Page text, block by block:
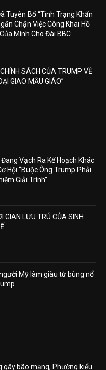
Tuyên Bố “Tình Trạng Khẩn
Chặn Việc Công Khai Hồ
Mình Cho Đài BBC
SÁCH CỦA TRUMP VỀ
GIAO MẪU GIÁO”
Vạch Ra Kế Hoạch Khác
Hội “Buộc Ông Trump Phải
Giải Trình”.
GIAN LƯU TRÚ CỦA SINH
Mỹ làm giàu từ bùng nổ
gây bão mạng, Phường kiểu